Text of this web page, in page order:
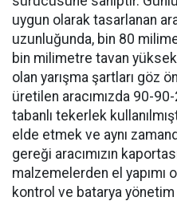
uygun olarak tasarlanan
uzunluğunda, bin 80
bin milimetre tavan
olan yarışma şartları göz
üretilen aracımızda 90-
tabanlı tekerlek
elde etmek ve aynı
gereği aracımızın
malzemelerden el yapımı
kontrol ve batarya